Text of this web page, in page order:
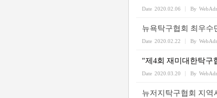
Date 2020.02.06 By
뉴욕탁구협회 최우수
Date 2020.02.22 By
"제4회 재미대한탁구
Date 2020.03.20 By
뉴저지탁구협회 지역